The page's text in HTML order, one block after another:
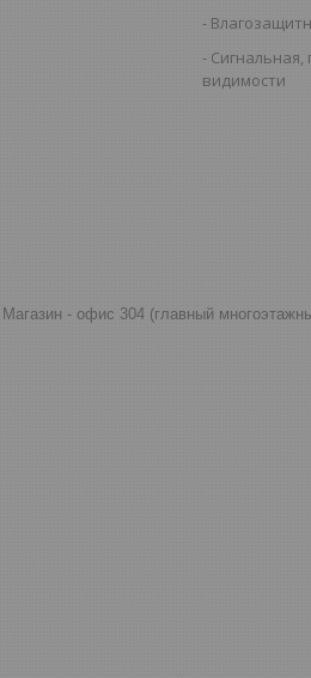
видимости
- офис 304 (главный